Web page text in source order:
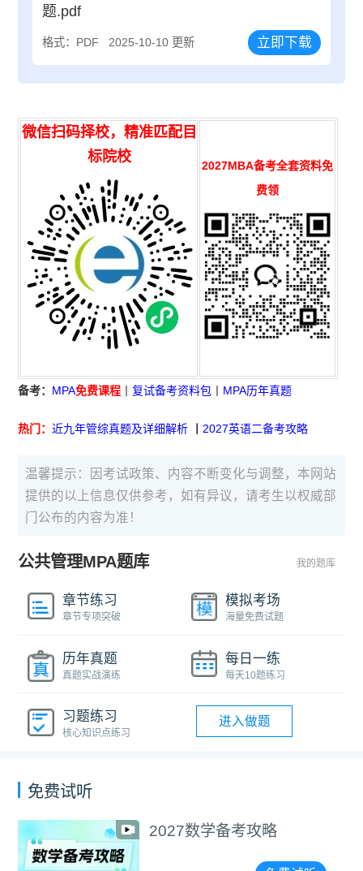
题.pdf
格式：PDF 2025-10-10 更新 立即下载
微信扫码择校，精准匹配目
标院校
2027MBA备考全套资料免
费领
备考： MPA免费课程 丨复试备考资料包 MPA历年真题
热门：近九年管综真题及详细解析 2027英语二备考攻略
温馨提示：因考试政策、内容不断变化与调整，本网站
提供的以上信息仅供参考，如有异议，请考生以权威部
门公布的内容为准！
公共管理MPA题库 我的题库
章节练习
章节专项突破
模拟考场
海量免费试题
历年真题
真题实战演练
每日一练
每天10题练习
习题练习
核心知识点练习
进入做题
免费试听
2027数学备考攻略